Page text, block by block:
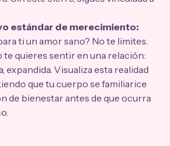
estándar de merecimiento:
ti un amor sano? No te limites.
quieres sentir en una relación:
expandida. Visualiza esta realidad
que tu cuerpo se familiarice
de bienestar antes de que ocurra